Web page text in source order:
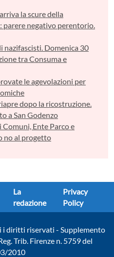
la scure della
parere negativo perentorio.
nazifascisti. Domenica 30
tra Consuma e
le agevolazioni per
dopo la ricostruzione.
a San Godenzo
Comuni, Ente Parco e
no al progetto
La
redazione
Privacy
Policy
diritti riservati - Supplemento
Trib. Firenze n. 5759 del
2010